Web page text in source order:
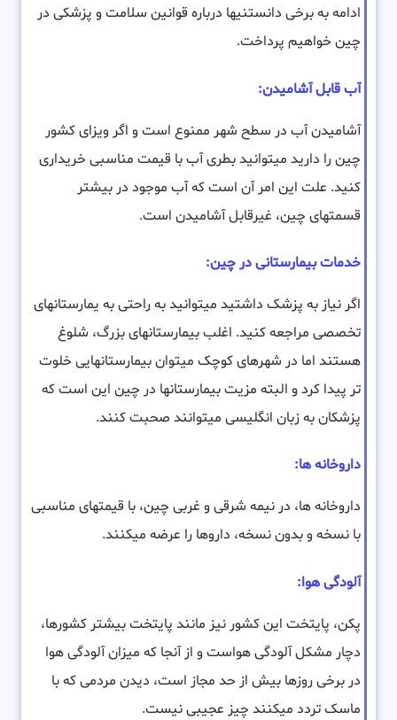
ادامه به برخی دانستنیها درباره قوانین سلامت و پزشکی در
چین خواهیم پرداخت.
آب قابل آشامیدن:
آشامیدن آب در سطح شهر ممنوع است و اگر ویزای کشور
چین را دارید میتوانید بطری آب با قیمت مناسبی خریداری
کنید. علت این امر آن است که آب موجود در بیشتر
قسمتهای چین، غیرقابل آشامیدن است.
خدمات بیمارستانی در چین:
اگر نیاز به پزشک داشتید میتوانید به راحتی به یمارستانهای
تخصصی مراجعه کنید. اغلب بیمارستانهای بزرگ، شلوغ
هستند اما در شهرهای کوچک میتوان بیمارستانهایی خلوت
تر پیدا کرد و البته مزیت بیمارستانها در چین این است که
پزشکان به زبان انگلیسی میتوانند صحبت کنند.
داروخانه ها:
داروخانه ها، در نیمه شرقی و غربی چین، با قیمتهای مناسبی
با نسخه و بدون نسخه، داروها را عرضه میکنند.
آلودگی هوا:
پکن، پایتخت این کشور نیز مانند پایتخت بیشتر کشورها،
دچار مشکل آلودگی هواست و از آنجا که میزان آلودگی هوا
در برخی روزها بیش از حد مجاز است، دیدن مردمی که با
ماسک تردد میکنند چیز عجیبی نیست.